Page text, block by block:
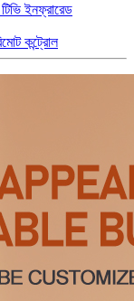
ইনফ্রারেড
কন্ট্রোল